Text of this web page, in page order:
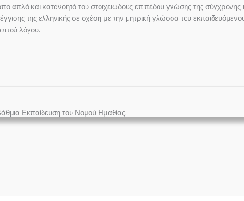
απλό και κατανοητό του στοιχειώδους επιπέδου γνώσης της
της ελληνικής σε σχέση με την μητρική γλώσσα του
λόγου.
Εκπαίδευση του Νομού Ημαθίας.